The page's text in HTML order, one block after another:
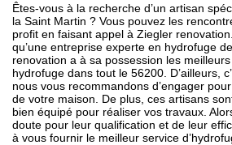
Êtes-vous à la recherche d’un artisan
la Saint Martin ? Vous pouvez les
profit en faisant appel à Ziegler
qu’une entreprise experte en hydrofuge
renovation a à sa possession les
hydrofuge dans tout le 56200. D’ailleurs,
nous vous recommandons d’engager
de votre maison. De plus, ces artisans
bien équipé pour réaliser vos travaux.
doute pour leur qualification et de leur
à vous fournir le meilleur service